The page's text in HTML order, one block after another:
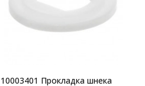
10003401 Прокладка шнека